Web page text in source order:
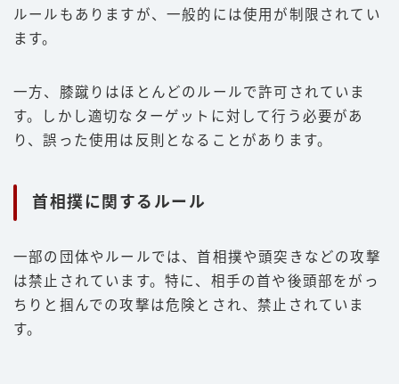
ルールもありますが、一般的には使用が制限されてい
ます。
一方、膝蹴りはほとんどのルールで許可されていま
す。しかし適切なターゲットに対して行う必要があ
り、誤った使用は反則となることがあります。
首相撲に関するルール
一部の団体やルールでは、首相撲や頭突きなどの攻撃
は禁止されています。特に、相手の首や後頭部をがっ
ちりと掴んでの攻撃は危険とされ、禁止されていま
す。